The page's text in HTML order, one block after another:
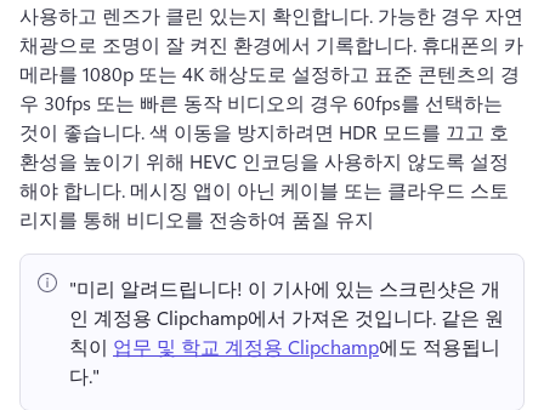
사용하고 렌즈가 클린 있는지 확인합니다. 가능한 경우 자연
채광으로 조명이 잘 켜진 환경에서 기록합니다. 휴대폰의 카
메라를 1080p 또는 4K 해상도로 설정하고 표준 콘텐츠의 경
우 30fps 또는 빠른 동작 비디오의 경우 60fps를 선택하는
것이 좋습니다. 색 이동을 방지하려면 HDR 모드를 끄고 호
환성을 높이기 위해 HEVC 인코딩을 사용하지 않도록 설정
해야 합니다. 메시징 앱이 아닌 케이블 또는 클라우드 스토
리지를 통해 비디오를 전송하여 품질 유지
"미리 알려드립니다! 이 기사에 있는 스크린샷은 개
인 계정용 Clipchamp에서 가져온 것입니다. 같은 원
칙이 업무 및 학교 계정용 Clipchamp에도 적용됩니
다."